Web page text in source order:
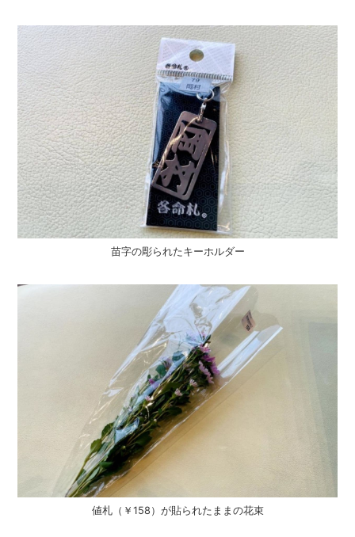
苗字の彫られたキーホルダー
値札（￥158）が貼られたままの花束